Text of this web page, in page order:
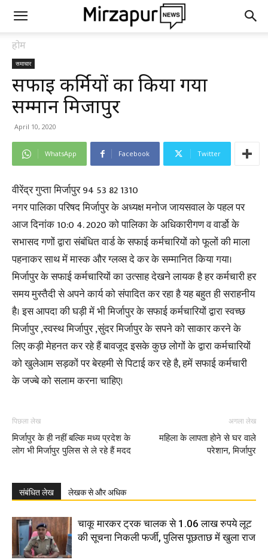
होम
समाचार
सफाई कर्मियों का किया गया
सम्मान मिर्जापुर
April 10, 2020
WhatsApp Facebook Twitter
वीरेंद्र गुप्ता मिर्जापुर 94 53 82 1310
नगर पालिका परिषद मिर्जापुर के अध्यक्ष मनोज जायसवाल के पहल पर
आज दिनांक 10:0 4. 2020 को पालिका के अधिकारीगण व वार्डो के
सभासद गणों द्वारा संबंधित वार्ड के सफाई कर्मचारियों को फूलों की माला
पहनाकर साथ में मास्क और ग्लव्स दे कर के सम्मानित किया गया।
मिर्जापुर के सफाई कर्मचारियों का उत्साह देखने लायक है हर कर्मचारी हर
समय मुस्तैदी से अपने कार्य को संपादित कर रहा है यह बहुत ही सराहनीय
है। इस आपदा की घड़ी में भी मिर्जापुर के सफाई कर्मचारियों द्वारा स्वच्छ
मिर्जापुर ,स्वस्थ मिर्जापुर ,सुंदर मिर्जापुर के सपने को साकार करने के
लिए कड़ी मेहनत कर रहे हैं बावजूद इसके कुछ लोगों के द्वारा कर्मचारियों
को खुलेआम सड़कों पर बेरहमी से पिटाई कर रहे है, हमें सफाई कर्मचारी
के जज्बे को सलाम करना चाहिए।
पिछला लेख
मिर्जापुर के ही नहीं बल्कि मध्य प्रदेश के
लोग भी मिर्जापुर पुलिस से ले रहे हैं मदद
अगला लेख
महिला के लापता होने से घर वाले
परेशान, मिर्जापुर
संबंधित लेख लेखक से और अधिक
चाकू मारकर ट्रक चालक से 1.06 लाख रुपये लूट
की सूचना निकली फर्जी, पुलिस पूछताछ में खुला राज